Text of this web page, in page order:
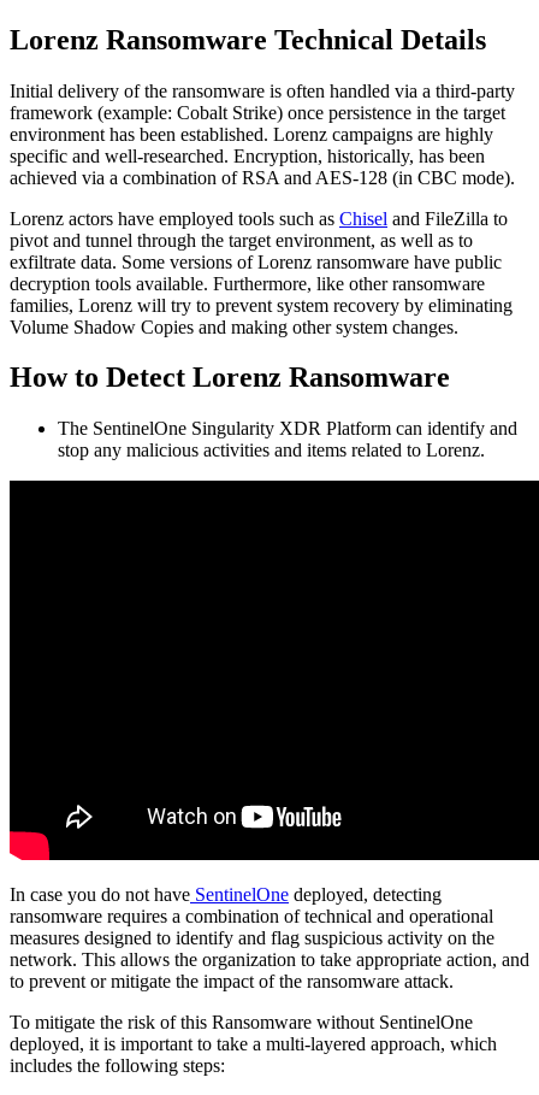
Lorenz Ransomware Technical Details
Initial delivery of the ransomware is often handled via a third-party
framework (example: Cobalt Strike) once persistence in the target
environment has been established. Lorenz campaigns are highly
specific and well-researched. Encryption, historically, has been
achieved via a combination of RSA and AES-128 (in CBC mode).
Lorenz actors have employed tools such as Chisel and FileZilla to
pivot and tunnel through the target environment, as well as to
exfiltrate data. Some versions of Lorenz ransomware have public
decryption tools available. Furthermore, like other ransomware
families, Lorenz will try to prevent system recovery by eliminating
Volume Shadow Copies and making other system changes.
How to Detect Lorenz Ransomware
The SentinelOne Singularity XDR Platform can identify and
stop any malicious activities and items related to Lorenz.
In case you do not have SentinelOne deployed, detecting
ransomware requires a combination of technical and operational
measures designed to identify and flag suspicious activity on the
network. This allows the organization to take appropriate action, and
to prevent or mitigate the impact of the ransomware attack.
To mitigate the risk of this Ransomware without SentinelOne
deployed, it is important to take a multi-layered approach, which
includes the following steps: